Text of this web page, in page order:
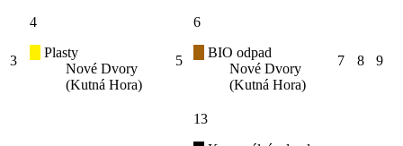
3
4
Plasty
Nové Dvory
(Kutná Hora)
5
6
BIO odpad
Nové Dvory
(Kutná Hora)
7 8 9
13